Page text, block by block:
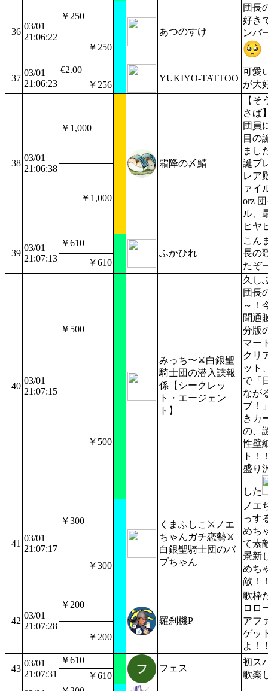
36
03/01
21:06:22
￥250
あつのすけ
団長
好き
ンバ
￥250
37
03/01
21:06:23
€2.00
YUKIYO-TATTOO
可愛
が大
￥256
38
03/01
21:06:38
￥1,000
霜降の〆鯖
【そ
さば
団員
目の
まし
誕プ
レア
ァイ
orz
ル、
ヒヤ
￥1,000
39
03/01
21:07:13
￥610
ふかひれ
こん
長の
たぞ
￥610
40
03/01
21:07:15
￥500
みっち〜⚔️白銀聖
騎士団の潜入諜報
係【シークレッ
ト・エージェン
ト】
久し
団長
～！
聞通
分版
マー
クリ
ット
で「
なが
ブ！
きカ
の、
性壁
ト！
盛り
した
￥500
41
03/01
21:07:17
￥300
くまふしこ⚔ノエ
ちゃんガチ恋勢⚔
白銀聖騎士団のバ
ブちゃん
ノエ
っす
めち
て素
景新
めち
敵！
￥300
42
03/01
21:07:28
￥200
羅刹機P
歌枠
ロロ
アフ
ゲッ
よ！
￥200
43
03/01
21:07:31
￥610
フェス
初ス
歌楽
￥610